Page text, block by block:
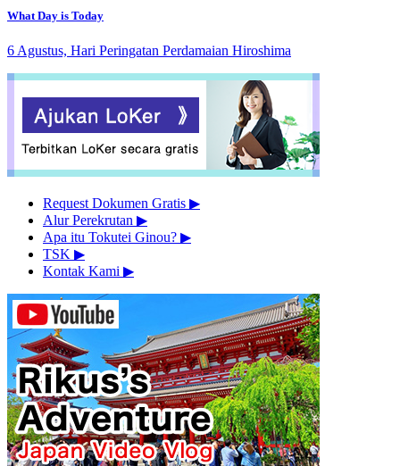
What Day is Today
6 Agustus, Hari Peringatan Perdamaian Hiroshima
Request Dokumen Gratis ▶︎
Alur Perekrutan ▶︎
Apa itu Tokutei Ginou? ▶︎
TSK ▶︎
Kontak Kami ▶︎